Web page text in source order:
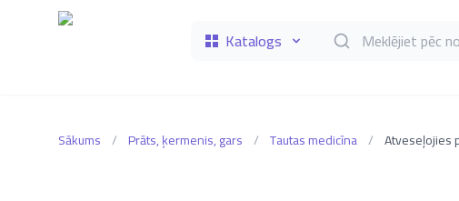
Katalogs Meklēt grāmatas pēc
Sākums / Prāts, ķermenis, gars / Tautas medicīna / Atveseļojies